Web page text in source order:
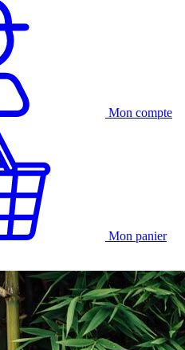
Mon compte
Mon panier